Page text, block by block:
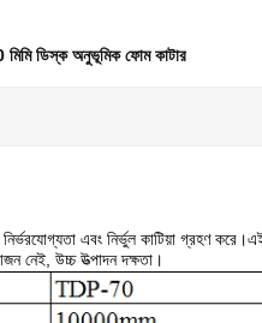
মিমি ডিস্ক অনুভূমিক ফোম কাটার
এবং নির্ভুল কাটিয়া গ্রহণ
নেই, উচ্চ উত্পাদন দক্ষতা।